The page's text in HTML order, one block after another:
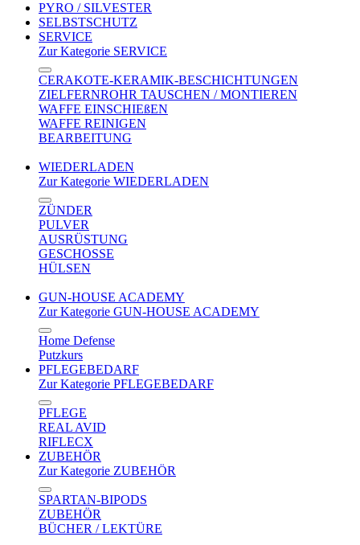
PYRO / SILVESTER
SELBSTSCHUTZ
SERVICE
Zur Kategorie SERVICE
CERAKOTE-KERAMIK-BESCHICHTUNGEN
ZIELFERNROHR TAUSCHEN / MONTIEREN
WAFFE EINSCHIEßEN
WAFFE REINIGEN
BEARBEITUNG
WIEDERLADEN
Zur Kategorie WIEDERLADEN
ZÜNDER
PULVER
AUSRÜSTUNG
GESCHOSSE
HÜLSEN
GUN-HOUSE ACADEMY
Zur Kategorie GUN-HOUSE ACADEMY
Home Defense
Putzkurs
PFLEGEBEDARF
Zur Kategorie PFLEGEBEDARF
PFLEGE
REAL AVID
RIFLECX
ZUBEHÖR
Zur Kategorie ZUBEHÖR
SPARTAN-BIPODS
ZUBEHÖR
BÜCHER / LEKTÜRE